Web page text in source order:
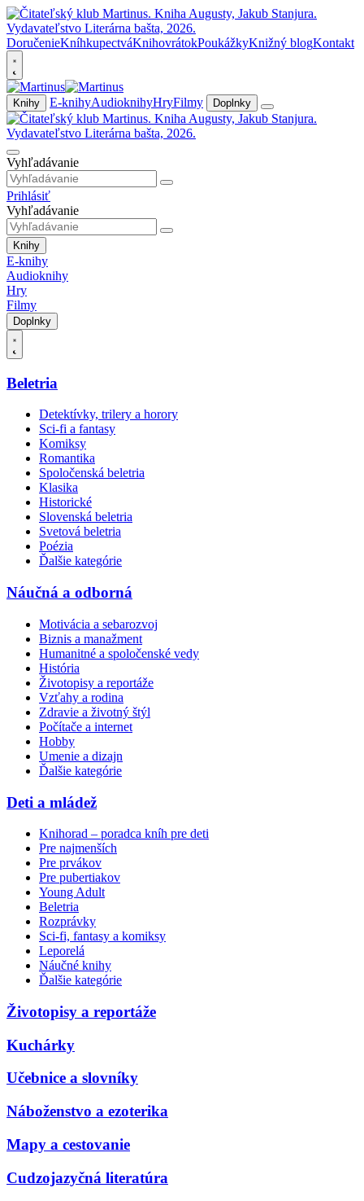
DoručenieKníhkupectváKnihovrátokPoukážkyKnižný blogKontakt
Knihy E-knihyAudioknihyHryFilmy Doplnky
Vyhľadávanie
Prihlásiť
Vyhľadávanie
Knihy
E-knihy
Audioknihy
Hry
Filmy
Doplnky
Beletria
Detektívky, trilery a horory
Sci-fi a fantasy
Komiksy
Romantika
Spoločenská beletria
Klasika
Historické
Slovenská beletria
Svetová beletria
Poézia
Ďalšie kategórie
Náučná a odborná
Motivácia a sebarozvoj
Biznis a manažment
Humanitné a spoločenské vedy
História
Životopisy a reportáže
Vzťahy a rodina
Zdravie a životný štýl
Počítače a internet
Hobby
Umenie a dizajn
Ďalšie kategórie
Deti a mládež
Knihorad – poradca kníh pre deti
Pre najmenších
Pre prvákov
Pre pubertiakov
Young Adult
Beletria
Rozprávky
Sci-fi, fantasy a komiksy
Leporelá
Náučné knihy
Ďalšie kategórie
Životopisy a reportáže
Kuchárky
Učebnice a slovníky
Náboženstvo a ezoterika
Mapy a cestovanie
Cudzojazyčná literatúra